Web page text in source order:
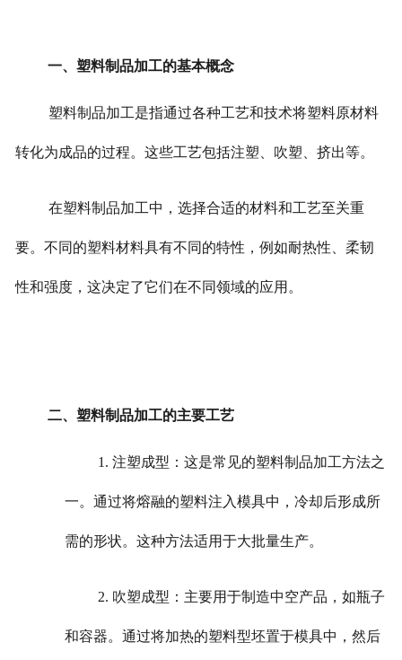
一、塑料制品加工的基本概念
塑料制品加工是指通过各种工艺和技术将塑料原材料
转化为成品的过程。这些工艺包括注塑、吹塑、挤出等。
在塑料制品加工中，选择合适的材料和工艺至关重
要。不同的塑料材料具有不同的特性，例如耐热性、柔韧
性和强度，这决定了它们在不同领域的应用。
二、塑料制品加工的主要工艺
1. 注塑成型：这是常见的塑料制品加工方法之
一。通过将熔融的塑料注入模具中，冷却后形成所
需的形状。这种方法适用于大批量生产。
2. 吹塑成型：主要用于制造中空产品，如瓶子
和容器。通过将加热的塑料型坯置于模具中，然后